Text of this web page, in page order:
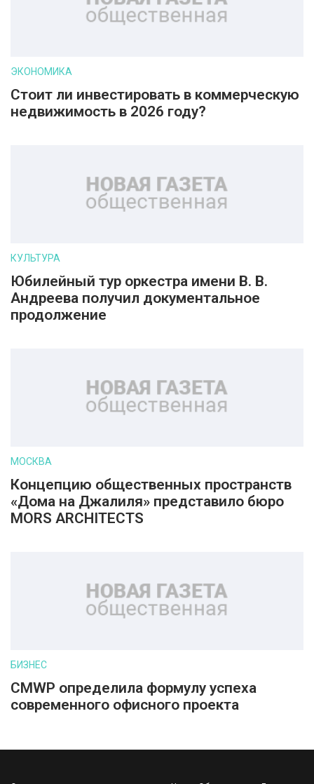
ЭКОНОМИКА
Стоит ли инвестировать в коммерческую
недвижимость в 2026 году?
КУЛЬТУРА
Юбилейный тур оркестра имени В. В.
Андреева получил документальное
продолжение
МОСКВА
Концепцию общественных пространств
«Дома на Джалиля» представило бюро
MORS ARCHITECTS
БИЗНЕС
CMWP определила формулу успеха
современного офисного проекта